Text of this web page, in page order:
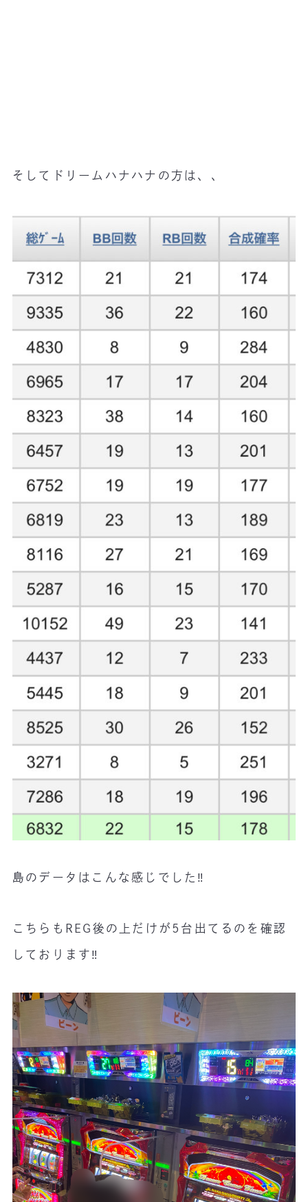
そしてドリームハナハナの方は、、
島のデータはこんな感じでした‼️
こちらもREG後の上だけが5台出てるのを確認
しております‼️